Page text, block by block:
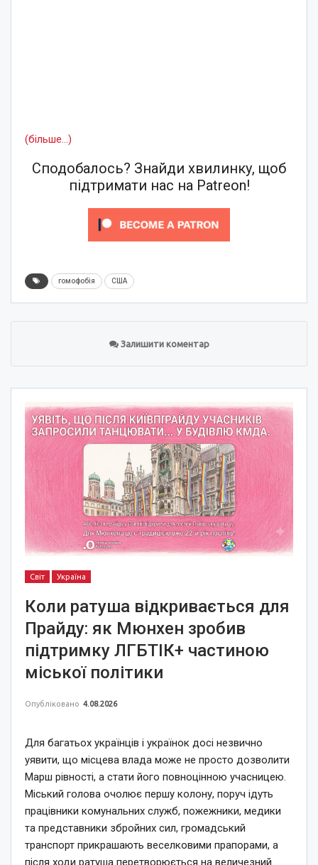
(більше…)
Сподобалось? Знайди хвилинку, щоб
підтримати нас на Patreon!
гомофобія США
Залишити коментар
Світ Україна
Коли ратуша відкривається для
Прайду: як Мюнхен зробив
підтримку ЛГБТІК+ частиною
міської політики
Опубліковано 4.08.2026
Для багатьох українців і українок досі незвично
уявити, що місцева влада може не просто дозволити
Марш рівності, а стати його повноцінною учасницею.
Міський голова очолює першу колону, поруч ідуть
працівники комунальних служб, пожежники, медики
та представники збройних сил, громадський
транспорт прикрашають веселковими прапорами, а
після ходи ратуша перетворюється на величезний